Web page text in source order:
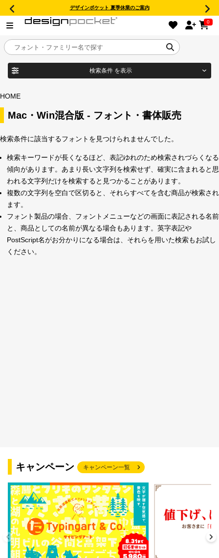
デザインポケット 夏季休業のご案内
0
目的別フォントガイド
おすすめ
年間ライセンス商品
キャンペーン一覧
新着一覧
検索条件 を表示
フォント形式
タイプフェイス
明朝体
角ゴシック
文字種類
価格帯
〜
リセット
HOME
Mac・Win混合版 - フォント・書体販売
検索条件に該当するフォントを見つけられませんでした。
検索キーワードが長くなるほど、表記ゆれのため検索されづらくなる
傾向があります。あまり長い文字列を検索せず、確実に含まれると思
われる文字列だけを検索すると見つかることがあります。
複数の文字列を空白で区切ると、それらすべてを含む商品が検索され
ます。
フォント製品の場合、フォントメニューなどの画面に表記される名前
と、商品としての名前が異なる場合もあります。英字表記や
PostScript名がお分かりになる場合は、それらを用いた検索もお試し
ください。
キャンペーン キャンペーン一覧